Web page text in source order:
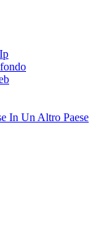
In Un Altro Paese